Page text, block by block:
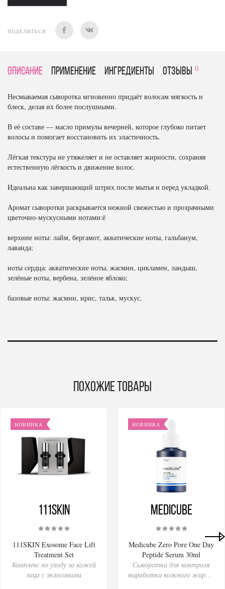
ПОДЕЛИТЬСЯ
Описание Применение Ингредиенты отзывы 0
Несмываемая сыворотка мгновенно придаёт волосам мягкость и
блеск, делая их более послушными.
В её составе — масло примулы вечерней, которое глубоко питает
волосы и помогает восстановить их эластичность.
Лёгкая текстура не утяжеляет и не оставляет жирности, сохраняя
естественную лёгкость и движение волос.
Идеальна как завершающий штрих после мытья и перед укладкой.
Аромат сыворотки раскрывается нежной свежестью и прозрачными
цветочно-мускусными нотами:ё
верхние ноты: лайм, бергамот, акватические ноты, гальбанум,
лаванда;
ноты сердца: акватические ноты, жасмин, цикламен, ландыш,
зелёные ноты, вербена, зелёное яблоко;
базовые ноты: жасмин, ирис, тальк, мускус.
Похожие товары
НОВИНКА
111SKIN
111SKIN Exosome Face Lift
Treatment Set
Комплекс по уходу за кожей
лица с экзосомами
НОВИНКА
Medicube
Medicube Zero Pore One Day
Peptide Serum 30ml
Сыворотка для контроля
выработки кожного жира и